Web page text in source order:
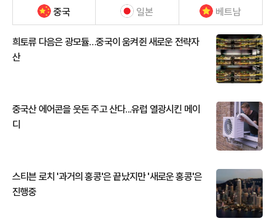
중국 일본 베트남
희토류 다음은 광모듈…중국이 움켜쥔 새로운 전략자
산
중국산 에어콘을 웃돈 주고 산다...유럽 열광시킨 메이
디
스티븐 로치 '과거의 홍콩'은 끝났지만 '새로운 홍콩'은
진행중